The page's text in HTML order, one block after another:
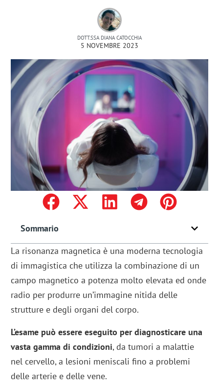
DOTT.SSA DIANA CATOCCHIA
5 NOVEMBRE 2023
Sommario
La risonanza magnetica è una moderna tecnologia
di immagistica che utilizza la combinazione di un
campo magnetico a potenza molto elevata ed onde
radio per produrre un’immagine nitida delle
strutture e degli organi del corpo.
L’esame può essere eseguito per diagnosticare una
vasta gamma di condizioni, da tumori a malattie
nel cervello, a lesioni meniscali fino a problemi
delle arterie e delle vene.